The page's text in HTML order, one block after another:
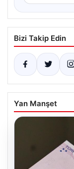
Bizi Takip Edin
Yan Manşet